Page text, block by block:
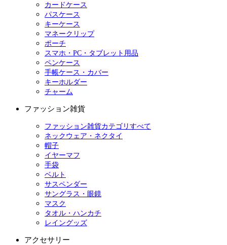
カードケース
パスケース
キーケース
マネークリップ
ポーチ
スマホ・PC・タブレット用品
ペンケース
手帳ケース・カバー
キーホルダー
チャーム
ファッション雑貨
ファッション雑貨カテゴリすべて
ネックウェア・ネクタイ
帽子
イヤーマフ
手袋
ベルト
サスペンダー
サングラス・眼鏡
マスク
タオル・ハンカチ
レイングッズ
アクセサリー